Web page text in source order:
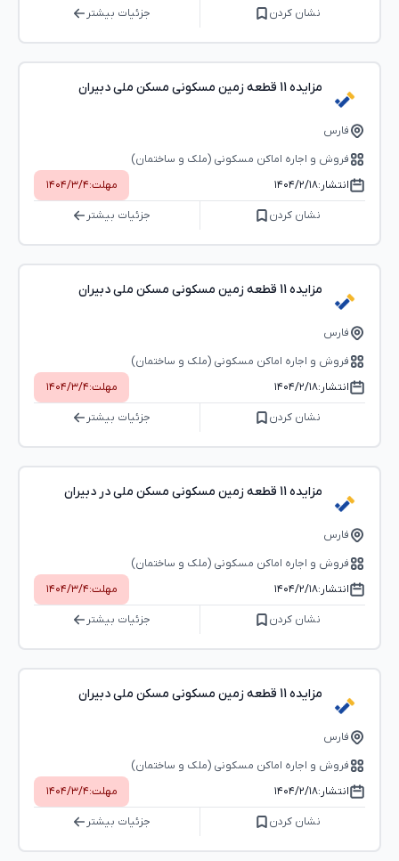
نشان کردن جزئیات بیشتر
مزایده 11 قطعه زمین مسکونی مسکن ملی دبیران
فارس
فروش و اجاره اماکن مسکونی (ملک و ساختمان)
انتشار:۱۴۰۴/۲/۱۸ مهلت:۱۴۰۴/۳/۴
نشان کردن جزئیات بیشتر
مزایده 11 قطعه زمین مسکونی مسکن ملی دبیران
فارس
فروش و اجاره اماکن مسکونی (ملک و ساختمان)
انتشار:۱۴۰۴/۲/۱۸ مهلت:۱۴۰۴/۳/۴
نشان کردن جزئیات بیشتر
مزایده 11 قطعه زمین مسکونی مسکن ملی در دبیران
فارس
فروش و اجاره اماکن مسکونی (ملک و ساختمان)
انتشار:۱۴۰۴/۲/۱۸ مهلت:۱۴۰۴/۳/۴
نشان کردن جزئیات بیشتر
مزایده 11 قطعه زمین مسکونی مسکن ملی دبیران
فارس
فروش و اجاره اماکن مسکونی (ملک و ساختمان)
انتشار:۱۴۰۴/۲/۱۸ مهلت:۱۴۰۴/۳/۴
نشان کردن جزئیات بیشتر